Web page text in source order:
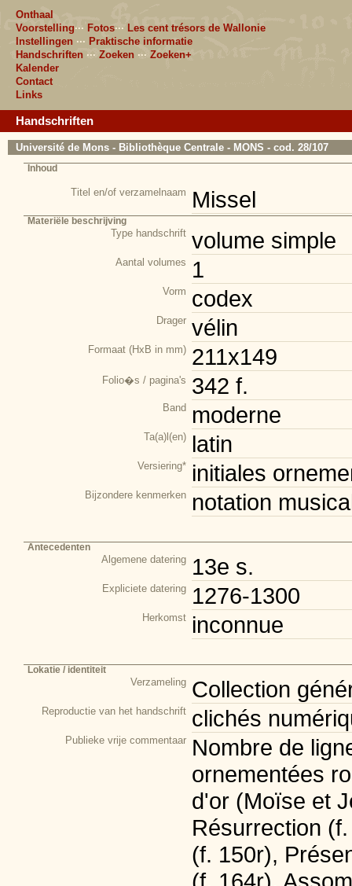
Onthaal
Voorstelling··· Fotos··· Les cent trésors de Wallonie
Instellingen ··· Praktische informatie
Handschriften ··· Zoeken ··· Zoeken+
Kalender
Contact
Links
Handschriften
Université de Mons - Bibliothèque Centrale - MONS - cod. 28/107
Inhoud
Titel en/of verzamelnaam Missel
Materiële beschrijving
Type handschrift volume simple
Aantal volumes 1
Vorm codex
Drager vélin
Formaat (HxB in mm) 211x149
Folio�s / pagina's 342 f.
Band moderne
Ta(a)l(en) latin
Versiering* initiales
Bijzondere kenmerken notation
Antecedenten
Algemene datering 13e s.
Expliciete datering 1276-1300
Herkomst inconnue
Lokatie / identiteit
Verzameling Collection
Reproductie van het handschrift clichés
Publieke vrije commentaar Nombre de
ornementées
d'or (Moïse et
Résurrection
(f. 150r),